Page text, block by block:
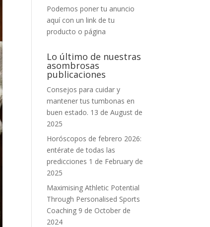
Podemos poner tu anuncio
aquí con un link de tu
producto o página
Lo último de nuestras
asombrosas
publicaciones
Consejos para cuidar y
mantener tus tumbonas en
buen estado. 13 de August de
2025
Horóscopos de febrero 2026:
entérate de todas las
predicciones 1 de February de
2025
Maximising Athletic Potential
Through Personalised Sports
Coaching 9 de October de
2024